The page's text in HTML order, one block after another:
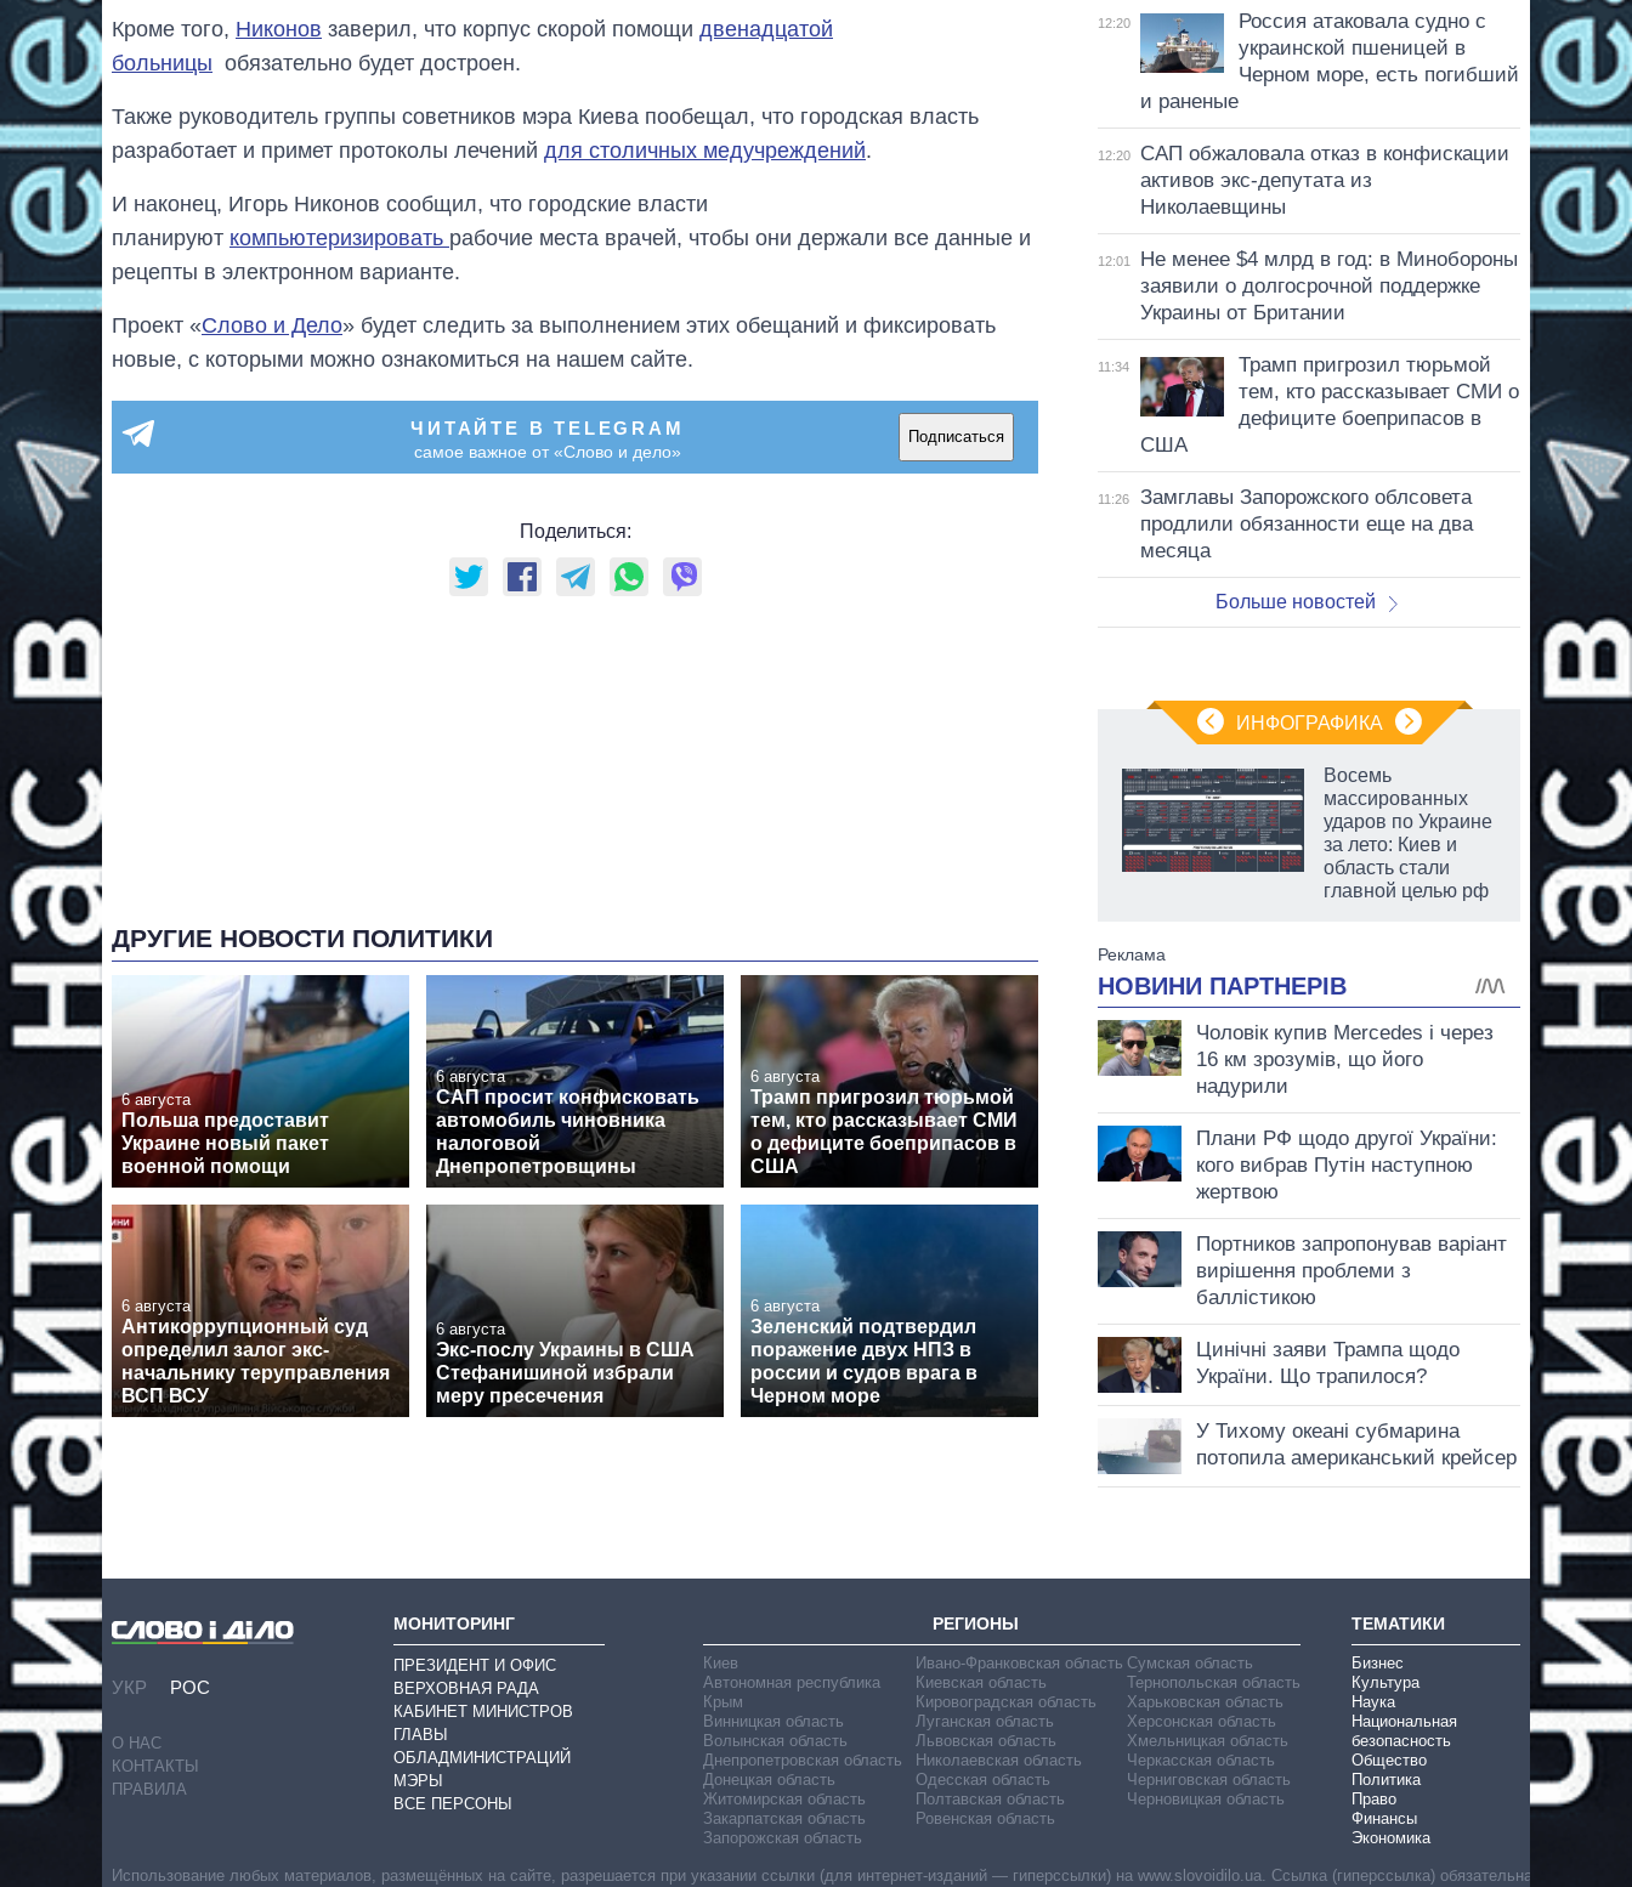
Кроме того, Никонов заверил, что корпус скорой помощи двенадцатой
больницы обязательно будет достроен.
Также руководитель группы советников мэра Киева пообещал, что городская власть
разработает и примет протоколы лечений для столичных медучреждений.
И наконец, Игорь Никонов сообщил, что городские власти
планируют компьютеризировать рабочие места врачей, чтобы они держали все данные и
рецепты в электронном варианте.
Проект «Слово и Дело» будет следить за выполнением этих обещаний и фиксировать
новые, с которыми можно ознакомиться на нашем сайте.
ЧИТАЙТЕ В TELEGRAM
самое важное от «Слово и дело»
Подписаться
Поделиться:
ДРУГИЕ НОВОСТИ ПОЛИТИКИ
6 августа
Польша предоставит
Украине новый пакет
военной помощи
6 августа
САП просит конфисковать
автомобиль чиновника
налоговой
Днепропетровщины
6 августа
Трамп пригрозил тюрьмой
тем, кто рассказывает СМИ
о дефиците боеприпасов в
США
6 августа
Антикоррупционный суд
определил залог экс-
начальнику теруправления
ВСП ВСУ
6 августа
Экс-послу Украины в США
Стефанишиной избрали
меру пресечения
6 августа
Зеленский подтвердил
поражение двух НПЗ в
россии и судов врага в
Черном море
12:20
Россия атаковала судно с
украинской пшеницей в
Черном море, есть погибший
и раненые
12:20
САП обжаловала отказ в конфискации
активов экс-депутата из
Николаевщины
12:01
Не менее $4 млрд в год: в Минобороны
заявили о долгосрочной поддержке
Украины от Британии
11:34
Трамп пригрозил тюрьмой
тем, кто рассказывает СМИ о
дефиците боеприпасов в
США
11:26
Замглавы Запорожского облсовета
продлили обязанности еще на два
месяца
Больше новостей
ИНФОГРАФИКА
Восемь
массированных
ударов по Украине
за лето: Киев и
область стали
главной целью рф
УКР РОС
О НАС
КОНТАКТЫ
ПРАВИЛА
МОНИТОРИНГ
ПРЕЗИДЕНТ И ОФИС
ВЕРХОВНАЯ РАДА
КАБИНЕТ МИНИСТРОВ
ГЛАВЫ
ОБЛАДМИНИСТРАЦИЙ
МЭРЫ
ВСЕ ПЕРСОНЫ
РЕГИОНЫ
Киев
Автономная республика
Крым
Винницкая область
Волынская область
Днепропетровская область
Донецкая область
Житомирская область
Закарпатская область
Запорожская область
Ивано-Франковская область
Киевская область
Кировоградская область
Луганская область
Львовская область
Николаевская область
Одесская область
Полтавская область
Ровенская область
Сумская область
Тернопольская область
Харьковская область
Херсонская область
Хмельницкая область
Черкасская область
Черниговская область
Черновицкая область
ТЕМАТИКИ
Бизнес
Культура
Наука
Национальная
безопасность
Общество
Политика
Право
Финансы
Экономика
Использование любых материалов, размещённых на сайте, разрешается при указании ссылки (для интернет-изданий — гиперссылки) на www.slovoidilo.ua. Ссылка (гиперссылка) обязательна